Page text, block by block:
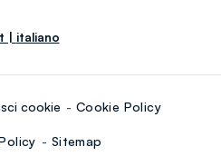
| italiano
cookie Cookie Policy
Sitemap